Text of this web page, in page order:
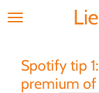
Ga
hoofdinhoud
Spotify tip
premium of